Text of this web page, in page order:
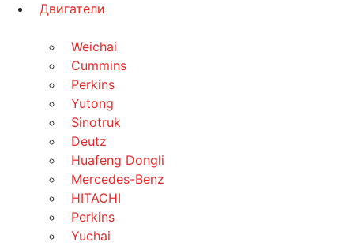
Двигатели
Weichai
Cummins
Perkins
Yutong
Sinotruk
Deutz
Huafeng Dongli
Mercedes-Benz
HITACHI
Perkins
Yuchai